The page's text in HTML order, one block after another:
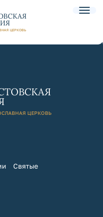
ЦЕРКОВЬ
ЦЕРКОВЬ
Святые